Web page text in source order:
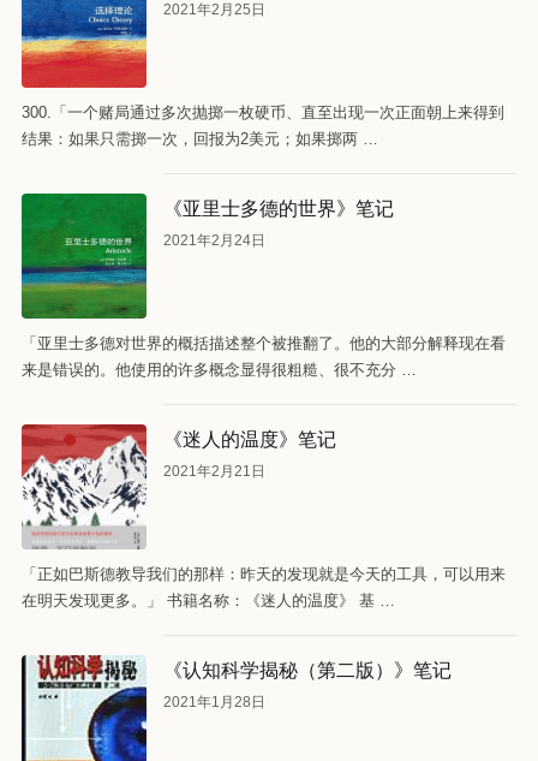
2021年2月25日
300.「一个赌局通过多次抛掷一枚硬币、直至出现一次正面朝上来得到
结果：如果只需掷一次，回报为2美元；如果掷两 …
《亚里士多德的世界》笔记
2021年2月24日
「亚里士多德对世界的概括描述整个被推翻了。他的大部分解释现在看
来是错误的。他使用的许多概念显得很粗糙、很不充分 …
《迷人的温度》笔记
2021年2月21日
「正如巴斯德教导我们的那样：昨天的发现就是今天的工具，可以用来
在明天发现更多。」 书籍名称：《迷人的温度》 基 …
《认知科学揭秘（第二版）》笔记
2021年1月28日